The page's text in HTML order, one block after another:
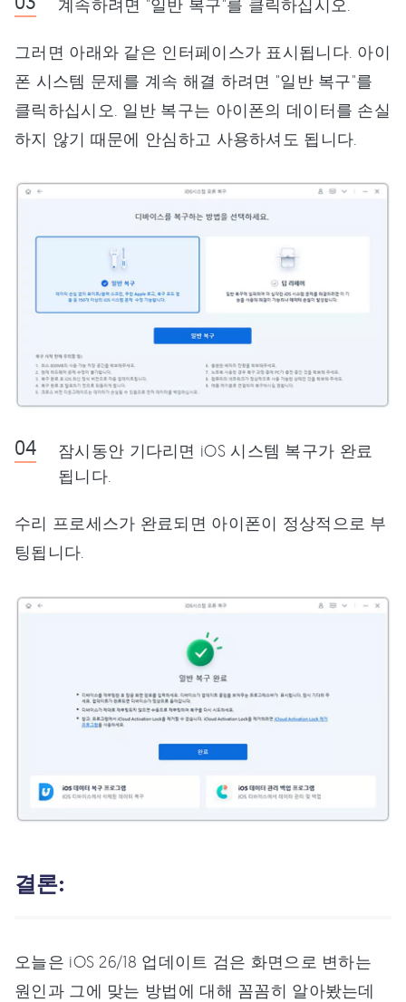
계속하려면 "일반 복구"를 클릭하십시오.
그러면 아래와 같은 인터페이스가 표시됩니다. 아이
폰 시스템 문제를 계속 해결 하려면 "일반 복구"를
클릭하십시오. 일반 복구는 아이폰의 데이터를 손실
하지 않기 때문에 안심하고 사용하셔도 됩니다.
잠시동안 기다리면 iOS 시스템 복구가 완료
됩니다.
수리 프로세스가 완료되면 아이폰이 정상적으로 부
팅됩니다.
결론:
오늘은 iOS 26/18 업데이트 검은 화면으로 변하는
원인과 그에 맞는 방법에 대해 꼼꼼히 알아봤는데